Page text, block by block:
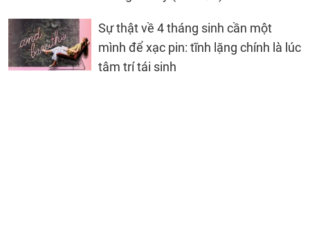
Sự thật về 4 tháng sinh cần một
mình để xạc pin: tĩnh lặng chính là lúc
tâm trí tái sinh